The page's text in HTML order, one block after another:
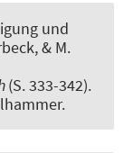
und
& M.
(S. 333-342).